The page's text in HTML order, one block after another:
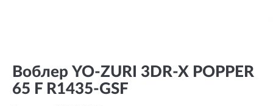
Воблер YO-ZURI 3DR-X POPPER
65 F R1435-GSF